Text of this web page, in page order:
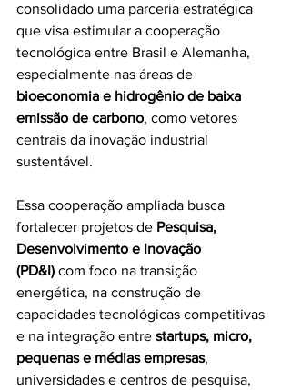
consolidado uma parceria estratégica
que visa estimular a cooperação
tecnológica entre Brasil e Alemanha,
especialmente nas áreas de
bioeconomia e hidrogênio de baixa
emissão de carbono, como vetores
centrais da inovação industrial
sustentável.
Essa cooperação ampliada busca
fortalecer projetos de Pesquisa,
Desenvolvimento e Inovação
(PD&I) com foco na transição
energética, na construção de
capacidades tecnológicas competitivas
e na integração entre startups, micro,
pequenas e médias empresas,
universidades e centros de pesquisa,